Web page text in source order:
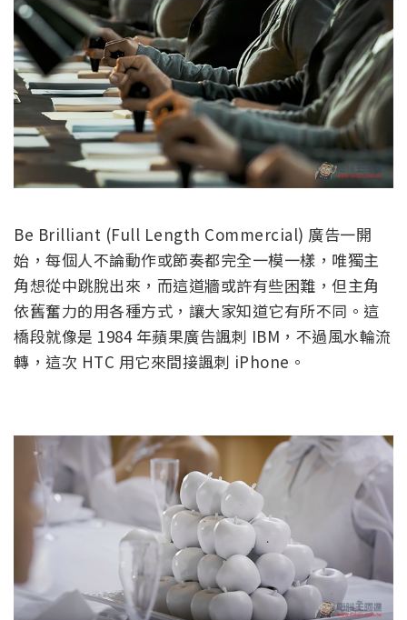
Be Brilliant (Full Length Commercial) 廣告一開
始，每個人不論動作或節奏都完全一模一樣，唯獨主
角想從中跳脫出來，而這道牆或許有些困難，但主角
依舊奮力的用各種方式，讓大家知道它有所不同。這
橋段就像是 1984 年蘋果廣告諷刺 IBM，不過風水輪流
轉，這次 HTC 用它來間接諷刺 iPhone。